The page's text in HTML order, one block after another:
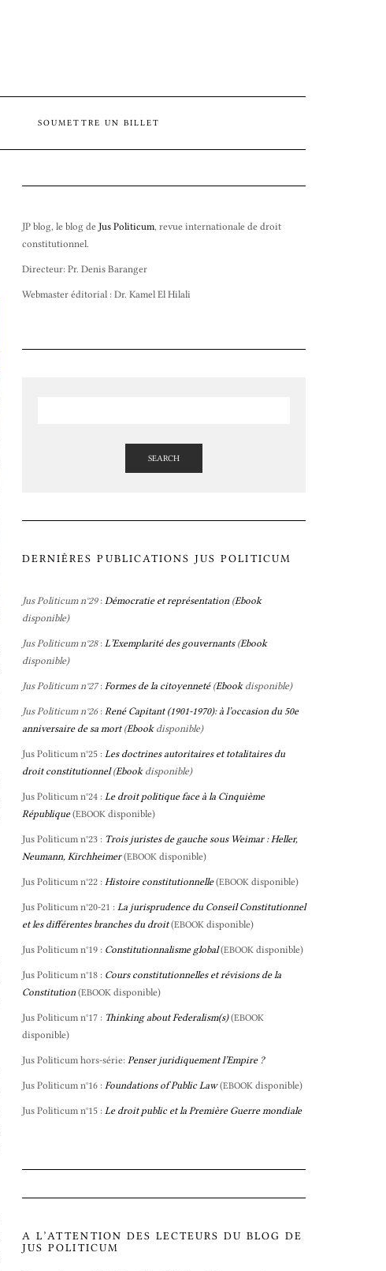
SOUMETTRE UN BILLET
JP blog, le blog de Jus Politicum, revue internationale de droit
constitutionnel.
Directeur: Pr. Denis Baranger
Webmaster éditorial : Dr. Kamel El Hilali
SEARCH
DERNIÈRES PUBLICATIONS JUS POLITICUM
Jus Politicum n°29: Démocratie et représentation (Ebook
disponible)
Jus Politicum n°28: L’Exemplarité des gouvernants(Ebook
disponible)
Jus Politicum n°27: Formes de la citoyenneté(Ebookdisponible)
Jus Politicum n°26: René Capitant (1901-1970): à l’occasion du 50e
anniversaire de sa mort(Ebookdisponible)
Jus Politicum n°25 : Les doctrines autoritaires et totalitaires du
droit constitutionnel(Ebookdisponible)
Jus Politicum n°24 : Le droit politique face à la Cinquième
République (EBOOK disponible)
Jus Politicum n°23 : Trois juristes de gauche sous Weimar : Heller,
Neumann, Kirchheimer (EBOOK disponible)
Jus Politicum n°22 : Histoire constitutionnelle (EBOOK disponible)
Jus Politicum n°20-21 : La jurisprudence du Conseil Constitutionnel
et les différentes branches du droit (EBOOK disponible)
Jus Politicum n°19 : Constitutionnalisme global (EBOOK disponible)
Jus Politicum n°18 : Cours constitutionnelles et révisions de la
Constitution (EBOOK disponible)
Jus Politicum n°17 : Thinking about Federalism(s) (EBOOK
disponible)
Jus Politicum hors-série: Penser juridiquement l’Empire ?
Jus Politicum n°16 : Foundations of Public Law (EBOOK disponible)
Jus Politicum n°15 : Le droit public et la Première Guerre mondiale
A L’ATTENTION DES LECTEURS DU BLOG DE
JUS POLITICUM